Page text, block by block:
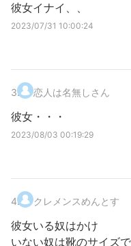
彼女イナイ、、
2023/07/31 10:00:24
3. 恋人は名無しさん
彼女・・・
2023/08/03 00:19:29
4. クレメンスめんとす
彼女いる奴はかけ
いない奴は靴のサイズ